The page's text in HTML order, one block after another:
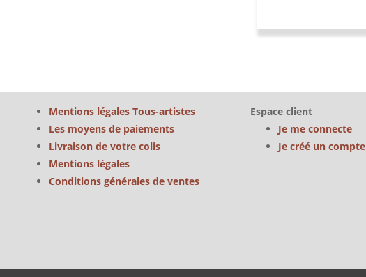
Mentions légales Tous-artistes
Les moyens de paiements
Livraison de votre colis
Mentions légales
Conditions générales de ventes
Espace client
Je me connecte
Je créé un compte